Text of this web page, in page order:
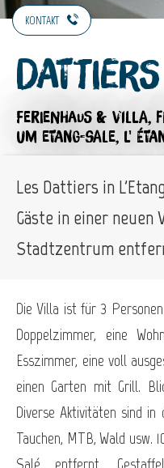
KONTAKT
Dattiers
FERIENHAUS & VILLA,
UM ETANG-SALE, L'
Les Dattiers in
Gäste in einer neuen
Stadtzentrum
Die Villa ist für 3
Doppelzimmer, eine
Esszimmer, eine voll
einen Garten mit Grill.
Diverse Aktivitäten sind
Tauchen, MTB, Wald usw.
Salé entfernt.